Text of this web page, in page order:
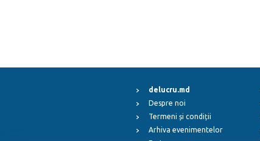
delucru.md
Despre noi
Termeni și condiții
Arhiva evenimentelor